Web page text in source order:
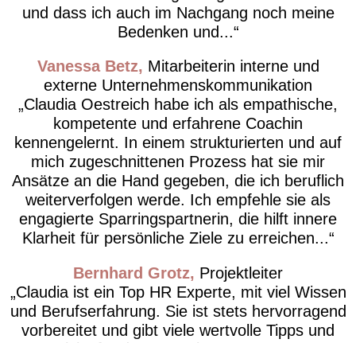
und dass ich auch im Nachgang noch meine
Bedenken und...
Vanessa Betz
Mitarbeiterin interne und
externe Unternehmenskommunikation
Claudia Oestreich habe ich als empathische,
kompetente und erfahrene Coachin
kennengelernt. In einem strukturierten und auf
mich zugeschnittenen Prozess hat sie mir
Ansätze an die Hand gegeben, die ich beruflich
weiterverfolgen werde. Ich empfehle sie als
engagierte Sparringspartnerin, die hilft innere
Klarheit für persönliche Ziele zu erreichen...
Bernhard Grotz Projektleiter
Claudia ist ein Top HR Experte, mit viel Wissen
und Berufserfahrung. Sie ist stets hervorragend
vorbereitet und gibt viele wertvolle Tipps und